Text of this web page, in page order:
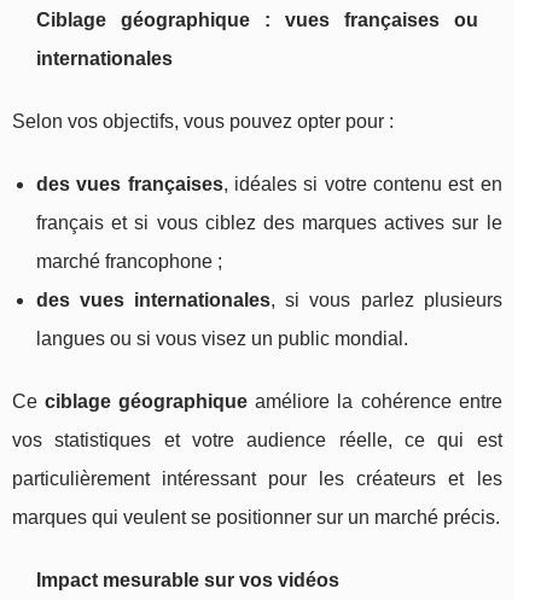
Ciblage géographique : vues françaises ou
internationales
Selon vos objectifs, vous pouvez opter pour :
des vues françaises, idéales si votre contenu est en
français et si vous ciblez des marques actives sur le
marché francophone ;
des vues internationales, si vous parlez plusieurs
langues ou si vous visez un public mondial.
Ceciblage géographique améliore la cohérence entre
vos statistiques et votre audience réelle, ce qui est
particulièrement intéressant pour les créateurs et les
marques qui veulent se positionner sur un marché précis.
Impact mesurable sur vos vidéos